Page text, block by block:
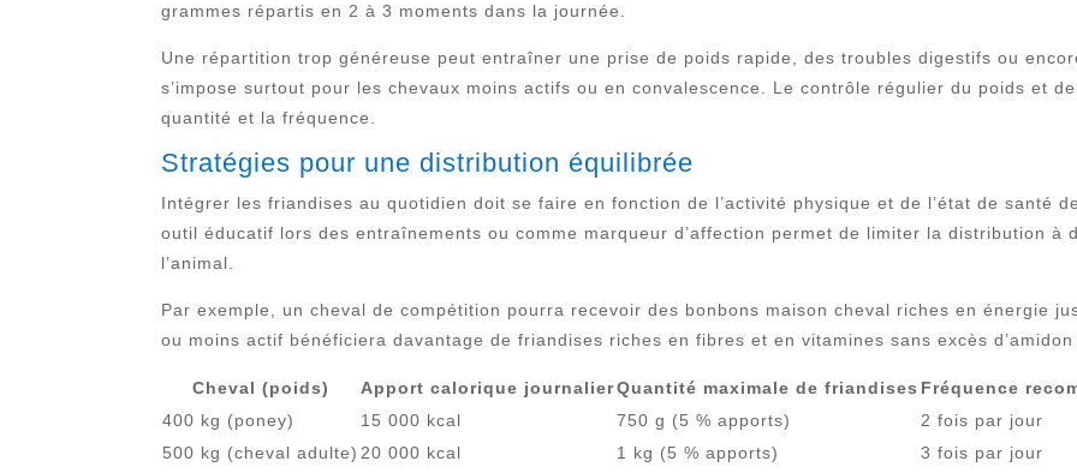
grammes répartis en 2 à 3 moments dans la journée.
Une répartition trop généreuse peut entraîner une prise de poids rapide, des troubles digestifs ou
s’impose surtout pour les chevaux moins actifs ou en convalescence. Le contrôle régulier du poids et
quantité et la fréquence.
Stratégies pour une distribution équilibrée
Intégrer les friandises au quotidien doit se faire en fonction de l’activité physique et de l’état de santé
outil éducatif lors des entraînements ou comme marqueur d’affection permet de limiter la distribution à
l’animal.
Par exemple, un cheval de compétition pourra recevoir des bonbons maison cheval riches en énergie
ou moins actif bénéficiera davantage de friandises riches en fibres et en vitamines sans excès d’amidon
Cheval (poids) Apport calorique journalierQuantité maximale de friandises Fréquence
400 kg (poney)
15 000 kcal 750 g (5 % apports)
2 fois par jour
500 kg (cheval adulte) 20 000 kcal 1 kg (5 % apports)
3 fois par jour